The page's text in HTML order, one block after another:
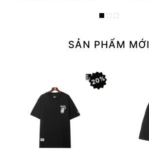
SẢN PHẨM MỚI
20%